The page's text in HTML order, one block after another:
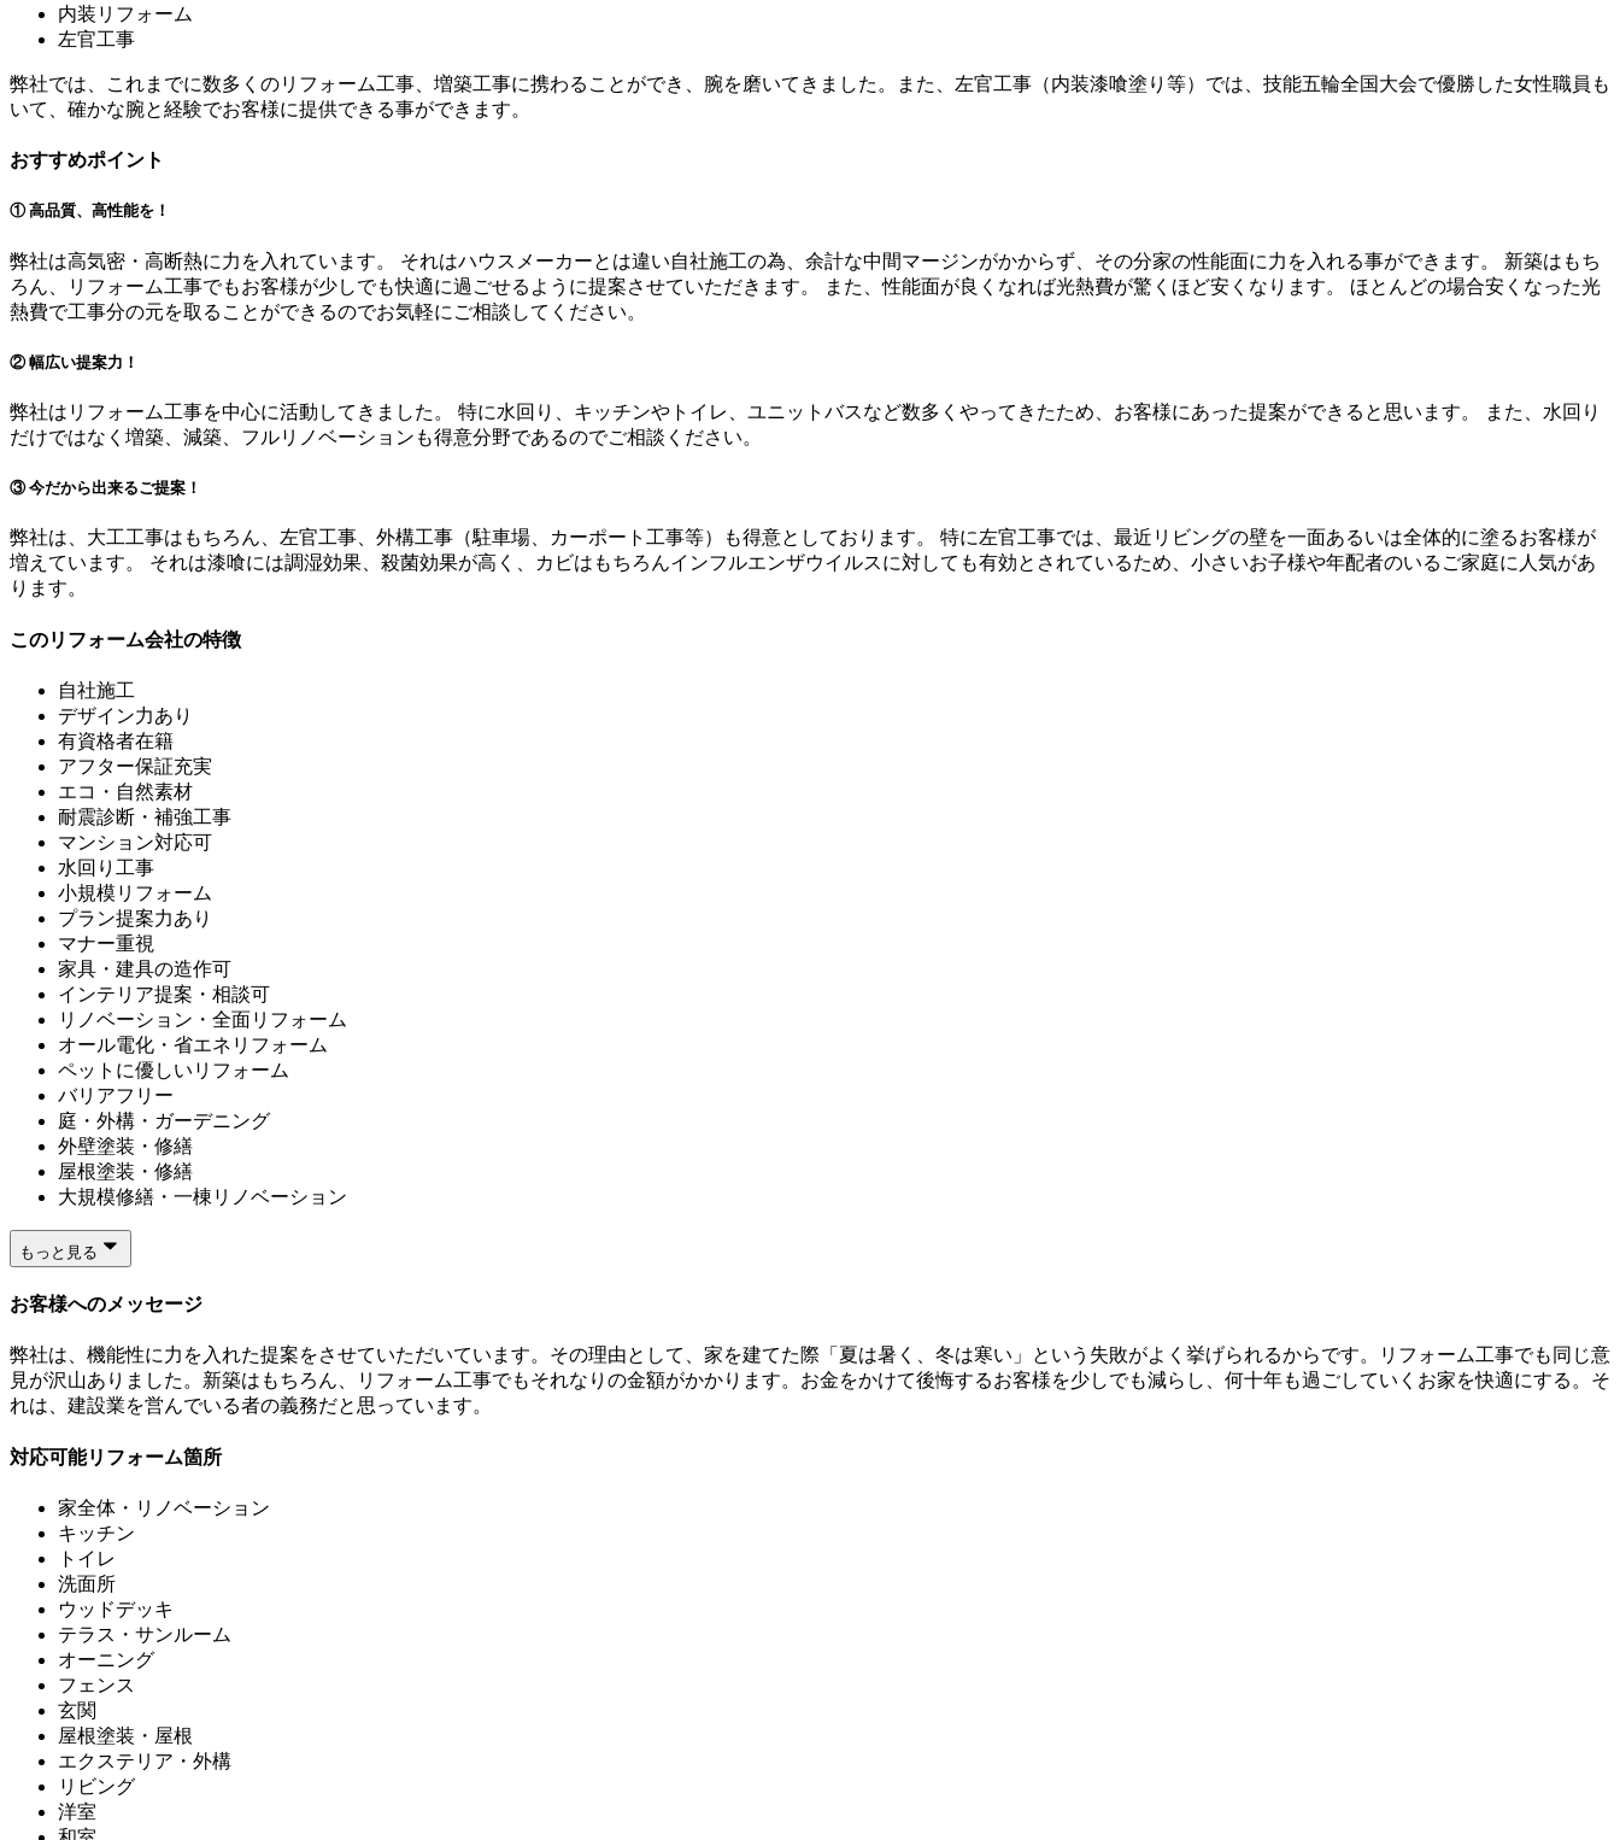
内装リフォーム
左官工事
弊社では、これまでに数多くのリフォーム工事、増築工事に携わることができ、腕を磨いてきました。また、左官工事（内装漆喰塗り等）では、技能五輪全国大会で優勝した女性職員も
いて、確かな腕と経験でお客様に提供できる事ができます。
おすすめポイント
① 高品質、高性能を！
弊社は高気密・高断熱に力を入れています。 それはハウスメーカーとは違い自社施工の為、余計な中間マージンがかからず、その分家の性能面に力を入れる事ができます。 新築はもち
ろん、リフォーム工事でもお客様が少しでも快適に過ごせるように提案させていただきます。 また、性能面が良くなれば光熱費が驚くほど安くなります。 ほとんどの場合安くなった光
熱費で工事分の元を取ることができるのでお気軽にご相談してください。
② 幅広い提案力！
弊社はリフォーム工事を中心に活動してきました。 特に水回り、キッチンやトイレ、ユニットバスなど数多くやってきたため、お客様にあった提案ができると思います。 また、水回り
だけではなく増築、減築、フルリノベーションも得意分野であるのでご相談ください。
③ 今だから出来るご提案！
弊社は、大工工事はもちろん、左官工事、外構工事（駐車場、カーポート工事等）も得意としております。 特に左官工事では、最近リビングの壁を一面あるいは全体的に塗るお客様が
増えています。 それは漆喰には調湿効果、殺菌効果が高く、カビはもちろんインフルエンザウイルスに対しても有効とされているため、小さいお子様や年配者のいるご家庭に人気があ
ります。
このリフォーム会社の特徴
自社施工
デザイン力あり
有資格者在籍
アフター保証充実
エコ・自然素材
耐震診断・補強工事
マンション対応可
水回り工事
小規模リフォーム
プラン提案力あり
マナー重視
家具・建具の造作可
インテリア提案・相談可
リノベーション・全面リフォーム
オール電化・省エネリフォーム
ペットに優しいリフォーム
バリアフリー
庭・外構・ガーデニング
外壁塗装・修繕
屋根塗装・修繕
大規模修繕・一棟リノベーション
もっと見る
お客様へのメッセージ
弊社は、機能性に力を入れた提案をさせていただいています。その理由として、家を建てた際「夏は暑く、冬は寒い」という失敗がよく挙げられるからです。リフォーム工事でも同じ意
見が沢山ありました。新築はもちろん、リフォーム工事でもそれなりの金額がかかります。お金をかけて後悔するお客様を少しでも減らし、何十年も過ごしていくお家を快適にする。そ
れは、建設業を営んでいる者の義務だと思っています。
対応可能リフォーム箇所
家全体・リノベーション
キッチン
トイレ
洗面所
ウッドデッキ
テラス・サンルーム
オーニング
フェンス
玄関
屋根塗装・屋根
エクステリア・外構
リビング
洋室